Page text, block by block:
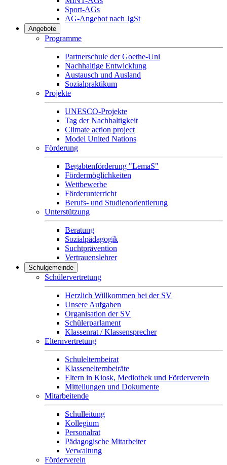
Sport-AGs
AG-Angebot nach JgSt
Angebote
Programme
Partnerschule der Goethe-Uni
Nachhaltige Entwicklung
Austausch und Ausland
Sozialpraktikum
Projekte
UNESCO-Projekte
Tag der Nachhaltigkeit
Climate action project
Model United Nations
Förderung
Begabtenförderung "LemaS"
Fördermöglichkeiten
Wettbewerbe
Förderunterricht
Berufs- und Studienorientierung
Unterstützung
Beratung
Sozialpädagogik
Suchtprävention
Vertrauenslehrer
Schulgemeinde
Schülervertretung
Herzlich Willkommen bei der SV
Unsere Aufgaben
Organisation der SV
Schülerparlament
Klassenrat / Klassensprecher
Elternvertretung
Schulelternbeirat
Klassenelternbeiräte
Eltern in Kiosk, Mediothek und Förderverein
Mitteilungen und Dokumente
Mitarbeitende
Schulleitung
Kollegium
Personalrat
Pädagogische Mitarbeiter
Verwaltung
Förderverein